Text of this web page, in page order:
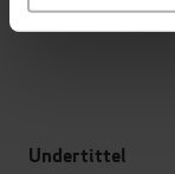
Undertittel